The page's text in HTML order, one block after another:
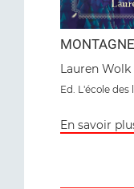
Lauren Wolk
Ed. L'école des
En savoir